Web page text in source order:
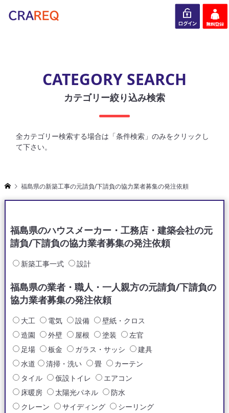
CATEGORY SEARCH
カテゴリー絞り込み検索
全カテゴリー検索する場合は「条件検索」のみをクリックし
て下さい。
福島県の新築工事の元請負/下請負の協力業者募集の発注依頼
福島県のハウスメーカー・工務店・建築会社の元
請負/下請負の協力業者募集の発注依頼
新築工事一式 設計
福島県の業者・職人・一人親方の元請負/下請負の
協力業者募集の発注依頼
大工 電気 設備
壁紙・クロス
造園
外壁 屋根 塗装
左官
足場
板金 ガラス・サッシ
建具
水道
清掃・洗い 畳
カーテン
タイル
仮設トイレ
エアコン
床暖房
太陽光パネル
防水
クレーン
サイディング
シーリング